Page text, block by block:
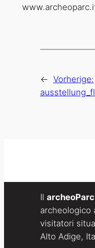
← Vorherige:
Il archeoParc
archeologico
visitatori
Alto Adige,